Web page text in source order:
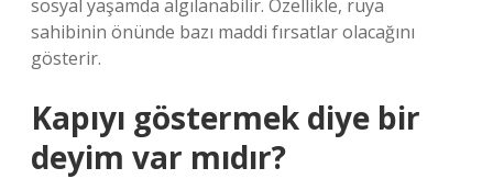
sosyal yaşamda algılanabilir. Özellikle, rüya
sahibinin önünde bazı maddi fırsatlar olacağını
gösterir.
Kapıyı göstermek diye bir
deyim var mıdır?